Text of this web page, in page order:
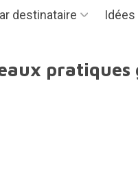
destinataire Idées